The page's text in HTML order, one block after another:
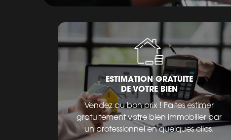
ESTIMATION GRATUITE
DE VOTRE BIEN
Vendez au bon prix ! Faites estimer
gratuitement votre bien immobilier par
un professionnel en quelques clics.